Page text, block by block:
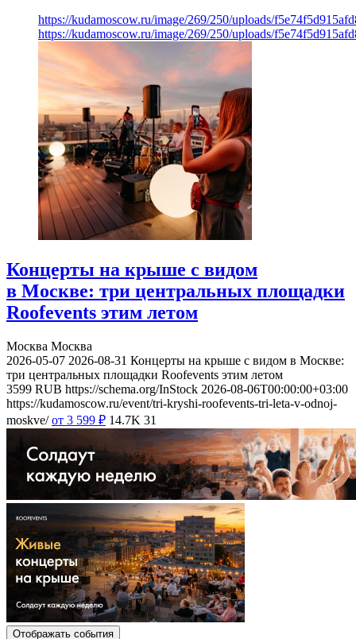
https://kudamoscow.ru/image/269/250/uploads/
https://kudamoscow.ru/image/269/250/uploads/
Концерты на крыше с видом
в Москве: три центральных площадки
Roofevents этим летом
Москва Москва
2026-05-07 2026-08-31 Концерты на крыше с видом в Москве:
три центральных площадки Roofevents этим летом
3599 RUB https://schema.org/InStock 2026-08-06T00:00:00+03:00
https://kudamoscow.ru/event/tri-kryshi-roofevents-tri-leta-v-odnoj-
moskve/ от 3 599 ₽ 14.7K 31
Отображать события